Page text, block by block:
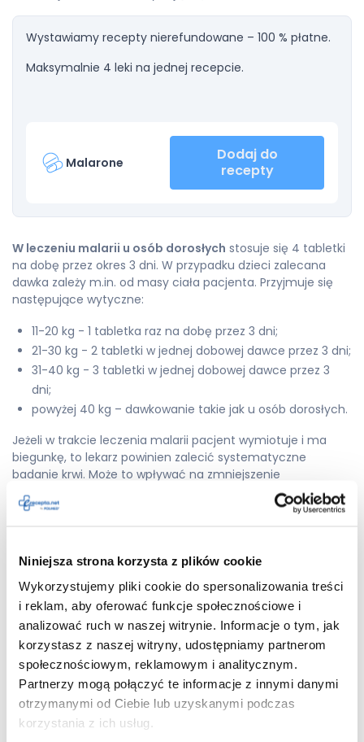
Niniejsza strona korzysta z plików cookie
Wykorzystujemy pliki cookie do spersonalizowania treści
i reklam, aby oferować funkcje społecznościowe i
analizować ruch w naszej witrynie. Informacje o tym, jak
korzystasz z naszej witryny, udostępniamy partnerom
społecznościowym, reklamowym i analitycznym.
Partnerzy mogą połączyć te informacje z innymi danymi
otrzymanymi od Ciebie lub uzyskanymi podczas
korzystania z ich usług.
Wystawiamy recepty nierefundowane – 100 % płatne.
Maksymalnie 4 leki na jednej recepcie.
Malarone
Dodaj do
recepty
W leczeniu malarii u osób dorosłych stosuje się 4 tabletki
na dobę przez okres 3 dni. W przypadku dzieci zalecana
dawka zależy m.in. od masy ciała pacjenta. Przyjmuje się
następujące wytyczne:
11-20 kg - 1 tabletka raz na dobę przez 3 dni;
21-30 kg - 2 tabletki w jednej dobowej dawce przez 3 dni;
31-40 kg - 3 tabletki w jednej dobowej dawce przez 3
dni;
powyżej 40 kg – dawkowanie takie jak u osób dorosłych.
Jeżeli w trakcie leczenia malarii pacjent wymiotuje i ma
biegunkę, to lekarz powinien zalecić systematyczne
badanie krwi. Może to wpływać na zmniejszenie
skuteczności terapii, a badania pozwolą ustalić, czy
zarodziec malarii został usunięty z krwi pacjenta.
Malarone. Nie wpływa to na poprawę skuteczności leczenia
i może powodować działania niepożądane związane z
przedawkowaniem substancji czynnej. O przerwaniu
stosowania leku Malarone decyduje lekarz prowadzący.
Malarone — w ciąży i okresie
karmienia piersią
Nie powinna się stosować leku u kobiet w okresie ciąży lub
podejrzewających ciążę. Lekarz może zalecić przyjmowanie